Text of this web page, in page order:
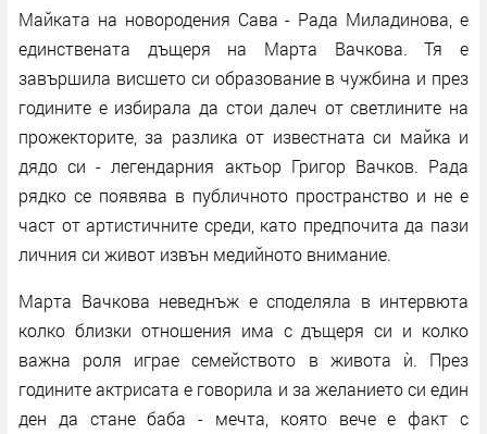
Майката на новородения Сава - Рада Миладинова, е
единствената дъщеря на Марта Вачкова. Тя е
завършила висшето си образование в чужбина и през
годините е избирала да стои далеч от светлините на
прожекторите, за разлика от известната си майка и
дядо си - легендарния актьор Григор Вачков. Рада
рядко се появява в публичното пространство и не е
част от артистичните среди, като предпочита да пази
личния си живот извън медийното внимание.
Марта Вачкова неведнъж е споделяла в интервюта
колко близки отношения има с дъщеря си и колко
важна роля играе семейството в живота ѝ. През
годините актрисата е говорила и за желанието си един
ден да стане баба - мечта, която вече е факт с